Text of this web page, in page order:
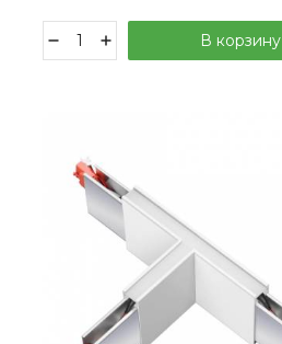
В корзину